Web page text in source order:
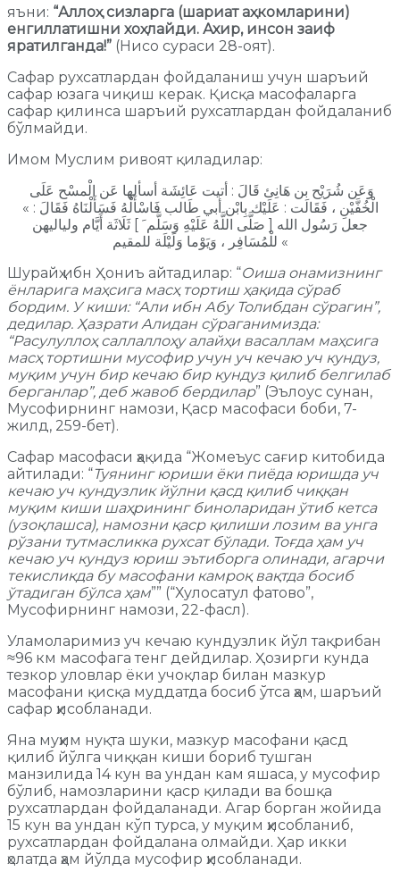
яъни: “Аллоҳ сизларга (шариат аҳкомларини)
енгиллатишни хоҳлайди. Ахир, инсон заиф
яратилганда!” (Нисо сураси 28-оят).
Сафар рухсатлардан фойдаланиш учун шаръий
сафар юзага чиқиш керак. Қисқа масофаларга
сафар қилинса шаръий рухсатлардан фойдаланиб
бўлмайди.
Имом Муслим ривоят қиладилар:
الْخُفَّيْنِ ، فَقَالَت : عَلَيْك بِابْن أبي طَالب فَاسْأَلْهُ فَسَأَلْنَاهُ فَقَالَ : »
جعل رَسُول الله [ صَلَّى اللَّهُ عَلَيْهِ وَسَلَّم َ ] ثَلَاثَة أَيَّام ولياليهن
للْمُسَافِر ، وَيَوْما وَلَيْلَة للمقيم «
Шурайҳ ибн Ҳониъ айтадилар: “Оиша онамизнинг
ёнларига маҳсига масҳ тортиш ҳақида сўраб
бордим. У киши: “Али ибн Абу Толибдан сўрагин”,
дедилар. Ҳазрати Алидан сўраганимизда:
“Расулуллоҳ саллаллоҳу алайҳи васаллам маҳсига
масҳ тортишни мусофир учун уч кечаю уч кундуз,
муқим учун бир кечаю бир кундуз қилиб белгилаб
берганлар”, деб жавоб бердилар” (Эълоус сунан,
Мусофирнинг намози, Қаср масофаси боби, 7-
жилд, 259-бет).
Сафар масофаси ҳақида “Жомеъус сағир китобида
айтилади: “Туянинг юриши ёки пиёда юришда уч
кечаю уч кундузлик йўлни қасд қилиб чиққан
муқим киши шаҳрининг биноларидан ўтиб кетса
(узоқлашса), намозни қаср қилиши лозим ва унга
рўзани тутмасликка рухсат бўлади. Тоғда ҳам уч
кечаю уч кундуз юриш эътиборга олинади, агарчи
текисликда бу масофани камроқ вақтда босиб
ўтадиган бўлса ҳам”” (“Хулосатул фатово”,
Мусофирнинг намози, 22-фасл).
Уламоларимиз уч кечаю кундузлик йўл тақрибан
≈96 км масофага тенг дейдилар. Ҳозирги кунда
тезкор уловлар ёки учоқлар билан мазкур
масофани қисқа муддатда босиб ўтса ҳам, шаръий
сафар ҳисобланади.
Яна муҳим нуқта шуки, мазкур масофани қасд
қилиб йўлга чиққан киши бориб тушган
манзилида 14 кун ва ундан кам яшаса, у мусофир
бўлиб, намозларини қаср қилади ва бошқа
рухсатлардан фойдаланади. Агар борган жойида
15 кун ва ундан кўп турса, у муқим ҳисобланиб,
рухсатлардан фойдалана олмайди. Ҳар икки
ҳолатда ҳам йўлда мусофир ҳисобланади.